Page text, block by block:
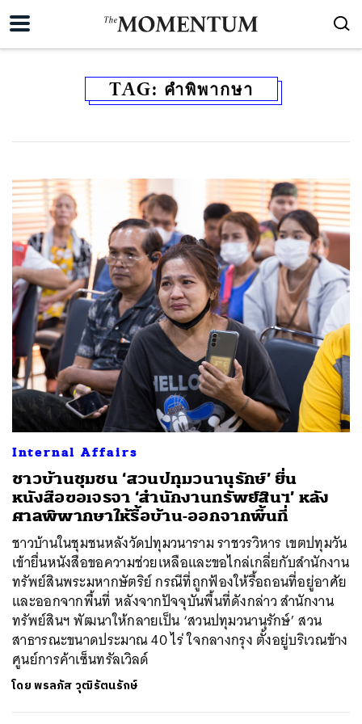
TAG: คำพิพากษา
Internal Affairs
ชาวบ้านชุมชน ‘สวนปทุมวนานุรักษ์’ ยื่น
หนังสือขอเจรจา ‘สำนักงานทรัพย์สินฯ’ หลัง
ศาลพิพากษาให้รื้อบ้าน-ออกจากพื้นที่
ชาวบ้านในชุมชนหลังวัดปทุมวนาราม ราชวรวิหาร เขตปทุมวัน
เข้ายื่นหนังสือขอความช่วยเหลือและขอไกล่เกลี่ยกับสำนักงาน
ทรัพย์สินพระมหากษัตริย์ กรณีที่ถูกฟ้องให้รื้อถอนที่อยู่อาศัย
และออกจากพื้นที่ หลังจากปัจจุบันพื้นที่ดังกล่าว สำนักงาน
ทรัพย์สินฯ พัฒนาให้กลายเป็น ‘สวนปทุมวนานุรักษ์’ สวน
สาธารณะขนาดประมาณ 40 ไร่ ใจกลางกรุง ตั้งอยู่บริเวณข้าง
ศูนย์การค้าเซ็นทรัลเวิลด์
โดยพรลภัส วุฒิรัตนรักษ์
ค้นหา
EMAIL